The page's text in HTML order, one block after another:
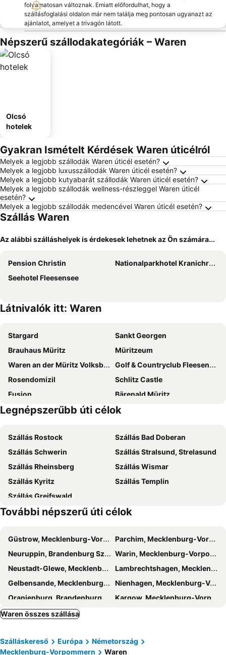
folyamatosan változnak. Emiatt előfordulhat, hogy a
szállásfoglalási oldalon már nem találja meg pontosan ugyanazt az
ajánlatot, amelyet a trivagón látott.
Népszerű szállodakategóriák – Waren
Olcsó
hotelek
Gyakran Ismételt Kérdések Waren úticélról
Melyek a legjobb szállodák Waren úticél esetén?
Melyek a legjobb luxusszállodák Waren úticél esetén?
Melyek a legjobb kutyabarát szállodák Waren úticél esetén?
Melyek a legjobb szállodák wellness-részleggel Waren úticél
esetén?
Melyek a legjobb szállodák medencével Waren úticél esetén?
Szállás Waren
Az alábbi szálláshelyek is érdekesek lehetnek az Ön számára...
Pension Christin
Nationalparkhotel Kranichrast
Seehotel Fleesensee
Látnivalók itt: Waren
Stargard
Sankt Georgen
Brauhaus Müritz
Müritzeum
Waren an der Müritz Volksbad
Golf & Countryclub Fleesensee
Rosendomizil
Schlitz Castle
Fusion
Bärenald Müritz
Neubrandenburg Strandbad Broda
Schloss Güstrow
Weißer See
Kletterpark
Legnépszerűbb úti célok
Szállás Rostock
Szállás Bad Doberan
Szállás Schwerin
Szállás Stralsund, Strelasund
Szállás Rheinsberg
Szállás Wismar
Szállás Kyritz
Szállás Templin
Szállás Greifswald
További népszerű úti célok
Güstrow, Mecklenburg-Vorpommern Szállás
Parchim, Mecklenburg-Vorpommern Szállás
Neuruppin, Brandenburg Szállás
Warin, Mecklenburg-Vorpommern Szállás
Neustadt-Glewe, Mecklenburg-Vorpommern Szállás
Lambrechtshagen, Mecklenburg-Vorpommern Szállás
Gelbensande, Mecklenburg-Vorpommern Szállás
Nienhagen, Mecklenburg-Vorpommern Szállás
Oranienburg, Brandenburg Szállás
Kargow, Mecklenburg-Vorpommern Szállás
Klink, Mecklenburg-Vorpommern Szállás
Mirow, Mecklenburg-Vorpommern Szállás
Teterow, Mecklenburg-Vorpommern Szállás
Waren összes szállása
Szálláskereső Európa
Németország
Mecklenburg-Vorpommern
Waren